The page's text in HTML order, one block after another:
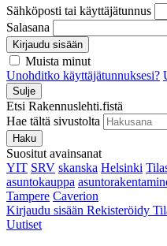
Sähköposti tai käyttäjätunnus
Salasana
Kirjaudu sisään
Muista minut
Unohditko käyttäjätunnuksesi?
Sulje
Etsi Rakennuslehti.fistä
Hae tältä sivustolta
Haku
Suositut avainsanat
YIT SRV skanska Helsinki
asuntokauppa
Tampere Caverion
Kirjaudu sisään Rekisteröidy
Uutiset